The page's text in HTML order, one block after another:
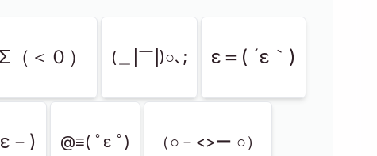
＜０） (＿|￣|)○､; ε＝( ´ε｀)
－) @≡( ﾟε ﾟ) （○－<>ー ○）